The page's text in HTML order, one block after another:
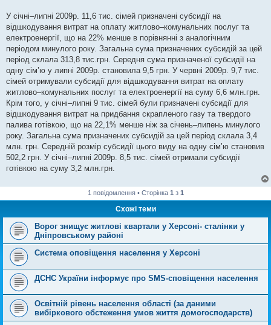
е
н
я
У січні–липні 2009р. 11,6 тис. сімей призначені субсидії на
відшкодування витрат на оплату житлово–комунальних послуг та
електроенергії, що на 22% менше в порівнянні з аналогічним
періодом минулого року. Загальна сума призначених субсидій за цей
період склала 313,8 тис.грн. Середня сума призначеної субсидії на
одну сім’ю у липні 2009р. становила 9,5 грн. У червні 2009р. 9,7 тис.
сімей отримували субсидії для відшкодування витрат на оплату
житлово–комунальних послуг та електроенергії на суму 6,6 млн.грн.
Крім того, у січні–липні 9 тис. сімей були призначені субсидії для
відшкодування витрат на придбання скрапленого газу та твердого
палива готівкою, що на 22,1% менше ніж за січень–липень минулого
року. Загальна сума призначених субсидій за цей період склала 3,4
млн. грн. Середній розмір субсидії цього виду на одну сім’ю становив
502,2 грн. У січні–липні 2009р. 8,5 тис. сімей отримали субсидії
готівкою на суму 3,2 млн.грн.
1 повідомлення • Сторінка 1 з 1
Схожі теми
Ворог знищує житлові квартали у Херсоні- сталінки у
Дніпровському районі
Система оповіщення населення у Херсоні
ДСНС України інформує про SMS-сповіщення населення
Освітній рівень населення області (за даними
вибіркового обстеження умов життя домогосподарств)